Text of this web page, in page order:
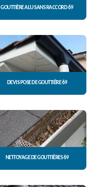
GOUTTIÈRE ALU SANS RACCORD 69
DEVIS POSE DE GOUTTIÈRE 69
NETTOYAGE DE GOUTTIÈRES 69